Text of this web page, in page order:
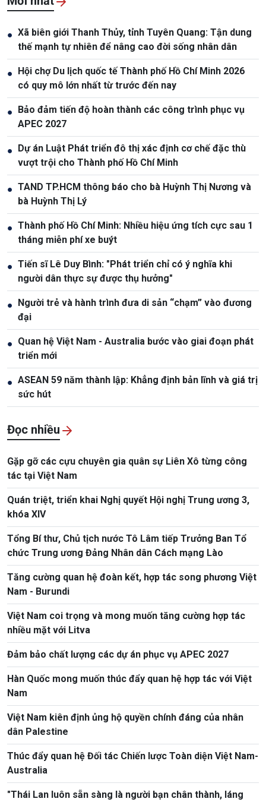
● Xã biên giới Thanh Thủy, tỉnh Tuyên Quang: Tận dung
thế mạnh tự nhiên để nâng cao đời sống nhân dân
● Hội chợ Du lịch quốc tế Thành phố Hồ Chí Minh 2026
có quy mô lớn nhất từ trước đến nay
● Bảo đảm tiến độ hoàn thành các công trình phục vụ
APEC 2027
● Dự án Luật Phát triển đô thị xác định cơ chế đặc thù
vượt trội cho Thành phố Hồ Chí Minh
● TAND TP.HCM thông báo cho bà Huỳnh Thị Nương và
bà Huỳnh Thị Lý
● Thành phố Hồ Chí Minh: Nhiều hiệu ứng tích cực sau 1
tháng miễn phí xe buýt
● Tiến sĩ Lê Duy Bình: "Phát triển chỉ có ý nghĩa khi
người dân thực sự được thụ hưởng"
● Người trẻ và hành trình đưa di sản “chạm” vào đương
đại
● Quan hệ Việt Nam - Australia bước vào giai đoạn phát
triển mới
● ASEAN 59 năm thành lập: Khẳng định bản lĩnh và giá trị
sức hút
Đọc nhiều
Gặp gỡ các cựu chuyên gia quân sự Liên Xô từng công
tác tại Việt Nam
Quán triệt, triển khai Nghị quyết Hội nghị Trung ương 3,
khóa XIV
Tổng Bí thư, Chủ tịch nước Tô Lâm tiếp Trưởng Ban Tổ
chức Trung ương Đảng Nhân dân Cách mạng Lào
Tăng cường quan hệ đoàn kết, hợp tác song phương Việt
Nam - Burundi
Việt Nam coi trọng và mong muốn tăng cường hợp tác
nhiều mặt với Litva
Đảm bảo chất lượng các dự án phục vụ APEC 2027
Hàn Quốc mong muốn thúc đẩy quan hệ hợp tác với Việt
Nam
Việt Nam kiên định ủng hộ quyền chính đáng của nhân
dân Palestine
Thúc đẩy quan hệ Đối tác Chiến lược Toàn diện Việt Nam-
Australia
"Thái Lan luôn sẵn sàng là người bạn chân thành, láng